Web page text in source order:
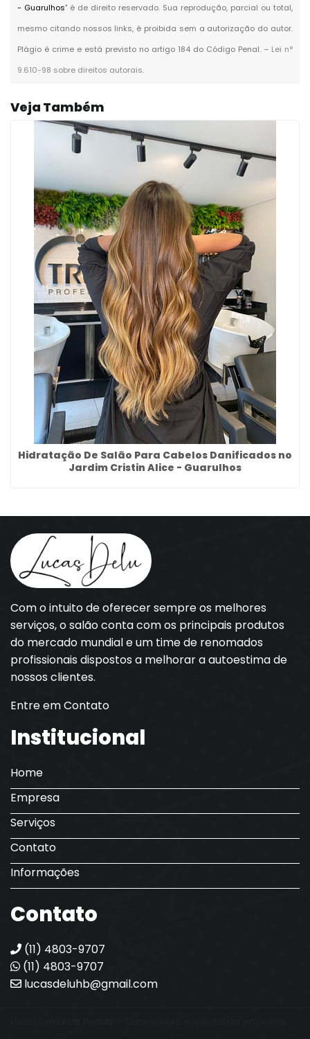
- Guarulhos" é de direito reservado. Sua reprodução, parcial ou total,
mesmo citando nossos links, é proibida sem a autorização do autor.
Plágio é crime e está previsto no artigo 184 do Código Penal. – Lei n°
9.610-98 sobre direitos autorais.
Veja Também
Hidratação De Salão Para Cabelos Danificados no
Jardim Cristin Alice - Guarulhos
Com o intuito de oferecer sempre os melhores
serviços, o salão conta com os principais produtos
do mercado mundial e um time de renomados
profissionais dispostos a melhorar a autoestima de
nossos clientes.
Entre em Contato
Institucional
Home
Empresa
Serviços
Contato
Informações
Contato
(11) 4803-9707
(11) 4803-9707
lucasdeluhb@gmail.com